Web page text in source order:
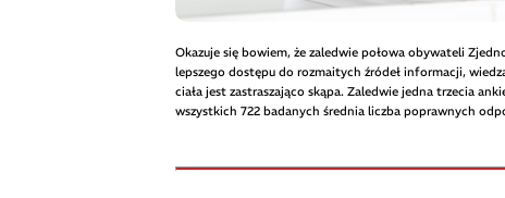
Okazuje się bowiem, że zaledwie połowa obywateli
lepszego dostępu do rozmaitych źródeł informacji,
ciała jest zastraszająco skąpa. Zaledwie jedna trzecia
wszystkich 722 badanych średnia liczba poprawnych